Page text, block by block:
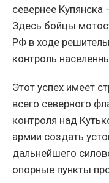
севернее
Здесь бойцы
РФ в ходе
контроль
Этот успех имеет
всего северного
контроля над
армии создать
дальнейшего
опорные пункты